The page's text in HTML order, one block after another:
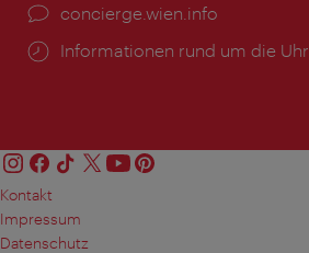
Ort:
concierge.wien.info
Öffnungszeiten:
Informationen rund um die Uhr
Kontakt
Impressum
Datenschutz